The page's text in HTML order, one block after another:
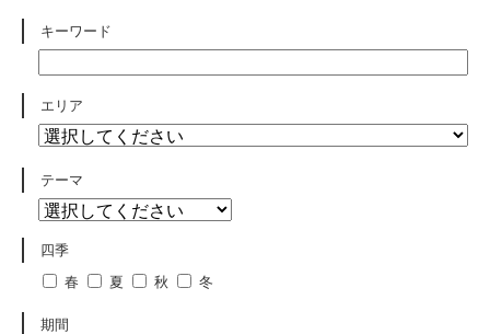
キーワード
エリア
テーマ
四季
春
夏 秋 冬
期間